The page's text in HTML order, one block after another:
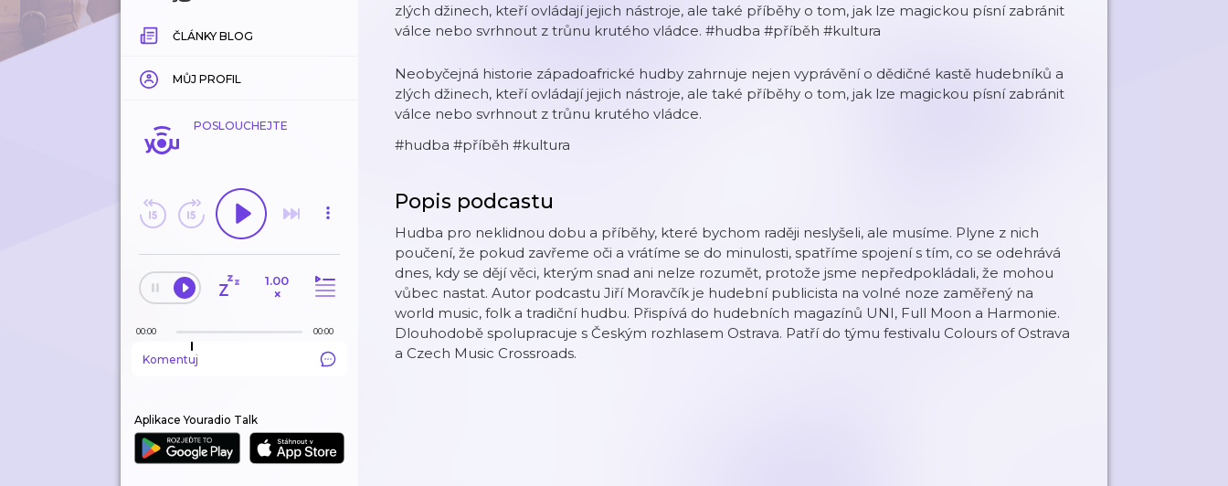
ČLÁNKY BLOG
MŮJ PROFIL
POSLOUCHEJTE
1.00
×
00:00 00:00
Komentuj
Aplikace Youradio Talk
zlých džinech, kteří ovládají jejich nástroje, ale také příběhy o tom, jak lze magickou písní zabránit
válce nebo svrhnout z trůnu krutého vládce. #hudba #příběh #kultura
Neobyčejná historie západoafrické hudby zahrnuje nejen vyprávění o dědičné kastě hudebníků a
zlých džinech, kteří ovládají jejich nástroje, ale také příběhy o tom, jak lze magickou písní zabránit
válce nebo svrhnout z trůnu krutého vládce.
#hudba #příběh #kultura
Popis podcastu
Hudba pro neklidnou dobu a příběhy, které bychom raději neslyšeli, ale musíme. Plyne z nich
poučení, že pokud zavřeme oči a vrátíme se do minulosti, spatříme spojení s tím, co se odehrává
dnes, kdy se dějí věci, kterým snad ani nelze rozumět, protože jsme nepředpokládali, že mohou
vůbec nastat. Autor podcastu Jiří Moravčík je hudební publicista na volné noze zaměřený na
world music, folk a tradiční hudbu. Přispívá do hudebních magazínů UNI, Full Moon a Harmonie.
Dlouhodobě spolupracuje s Českým rozhlasem Ostrava. Patří do týmu festivalu Colours of Ostrava
a Czech Music Crossroads.